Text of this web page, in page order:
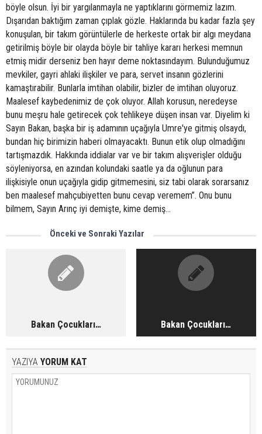
böyle olsun. İyi bir yargılanmayla ne yaptıklarını görmemiz lazım.
Dışarıdan baktığım zaman çıplak gözle. Haklarında bu kadar fazla şey
konuşulan, bir takım görüntülerle de herkeste ortak bir algı meydana
getirilmiş böyle bir olayda böyle bir tahliye kararı herkesi memnun
etmiş midir derseniz ben hayır deme noktasındayım. Bulunduğumuz
mevkiler, gayri ahlaki ilişkiler ve para, servet insanın gözlerini
kamaştırabilir. Bunlarla imtihan olabilir, bizler de imtihan oluyoruz.
Maalesef kaybedenimiz de çok oluyor. Allah korusun, neredeyse
bunu meşru hale getirecek çok tehlikeye düşen insan var. Diyelim ki
Sayın Bakan, başka bir iş adamının uçağıyla Umre'ye gitmiş olsaydı,
bundan hiç birimizin haberi olmayacaktı. Bunun etik olup olmadığını
tartışmazdık. Hakkında iddialar var ve bir takım alışverişler olduğu
söyleniyorsa, en azından kolundaki saatle ya da oğlunun para
ilişkisiyle onun uçağıyla gidip gitmemesini, siz tabi olarak sorarsanız
ben maalesef mahçubiyetten bunu cevap veremem”. Onu bunu
bilmem, Sayın Arınç iyi demişte, kime demiş…
Önceki ve Sonraki Yazılar
Bakan Çocukları… Bakan Çocukları…
YAZIYA YORUM KAT